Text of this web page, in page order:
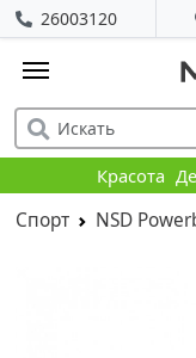
26003120
Красота
Спорт NSD